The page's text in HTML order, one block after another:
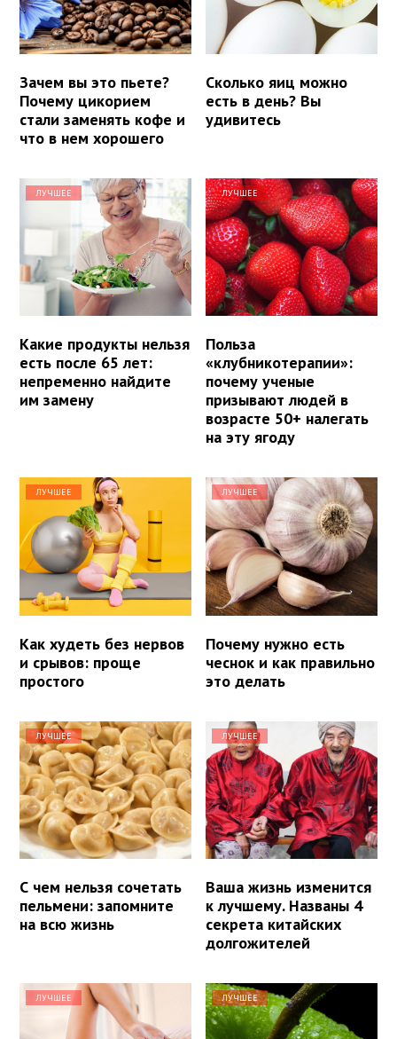
Зачем вы это пьете?
Почему цикорием
стали заменять кофе и
что в нем хорошего
Сколько яиц можно
есть в день? Вы
удивитесь
ЛУЧШЕЕ
Какие продукты нельзя
есть после 65 лет:
непременно найдите
им замену
ЛУЧШЕЕ
Польза
«клубникотерапии»:
почему ученые
призывают людей в
возрасте 50+ налегать
на эту ягоду
ЛУЧШЕЕ
Как худеть без нервов
и срывов: проще
простого
ЛУЧШЕЕ
Почему нужно есть
чеснок и как правильно
это делать
ЛУЧШЕЕ
С чем нельзя сочетать
пельмени: запомните
на всю жизнь
ЛУЧШЕЕ
Ваша жизнь изменится
к лучшему. Названы 4
секрета китайских
долгожителей
ЛУЧШЕЕ ЛУЧШЕЕ